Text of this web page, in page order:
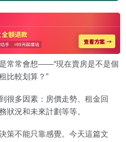
常常會想——“現在賣房是不是個
比較划算？”
很多因素：房價走勢、租金回
狀況和未來計劃等等。
策不能只靠感覺。今天這篇文